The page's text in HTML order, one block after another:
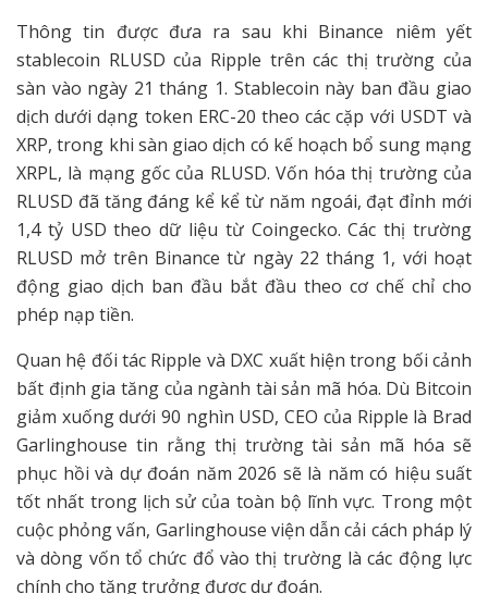
Thông tin được đưa ra sau khi Binance niêm yết
stablecoin RLUSD của Ripple trên các thị trường của
sàn vào ngày 21 tháng 1. Stablecoin này ban đầu giao
dịch dưới dạng token ERC-20 theo các cặp với USDT và
XRP, trong khi sàn giao dịch có kế hoạch bổ sung mạng
XRPL, là mạng gốc của RLUSD. Vốn hóa thị trường của
RLUSD đã tăng đáng kể kể từ năm ngoái, đạt đỉnh mới
1,4 tỷ USD theo dữ liệu từ Coingecko. Các thị trường
RLUSD mở trên Binance từ ngày 22 tháng 1, với hoạt
động giao dịch ban đầu bắt đầu theo cơ chế chỉ cho
phép nạp tiền.
Quan hệ đối tác Ripple và DXC xuất hiện trong bối cảnh
bất định gia tăng của ngành tài sản mã hóa. Dù Bitcoin
giảm xuống dưới 90 nghìn USD, CEO của Ripple là Brad
Garlinghouse tin rằng thị trường tài sản mã hóa sẽ
phục hồi và dự đoán năm 2026 sẽ là năm có hiệu suất
tốt nhất trong lịch sử của toàn bộ lĩnh vực. Trong một
cuộc phỏng vấn, Garlinghouse viện dẫn cải cách pháp lý
và dòng vốn tổ chức đổ vào thị trường là các động lực
chính cho tăng trưởng được dự đoán.